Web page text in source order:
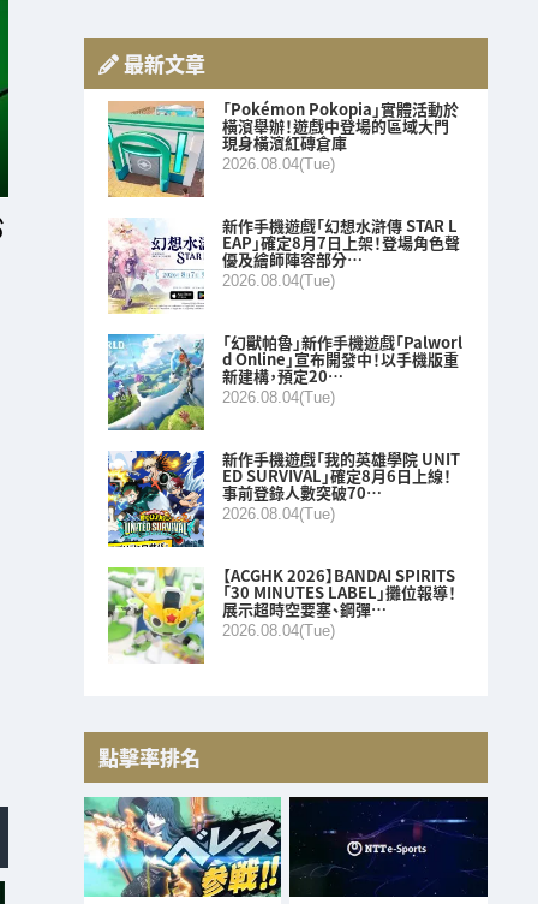
最新文章
「Pokémon Pokopia」實體活動於
橫濱舉辦！遊戲中登場的區域大門
現身橫濱紅磚倉庫
2026.08.04(Tue)
新作手機遊戲「幻想水滸傳 STAR L
EAP」確定8月7日上架！登場角色聲
優及繪師陣容部分…
2026.08.04(Tue)
「幻獸帕魯」新作手機遊戲「Palworl
d Online」宣布開發中！以手機版重
新建構，預定20…
2026.08.04(Tue)
新作手機遊戲「我的英雄學院 UNIT
ED SURVIVAL」確定8月6日上線！
事前登錄人數突破70…
2026.08.04(Tue)
【ACGHK 2026】BANDAI SPIRITS
「30 MINUTES LABEL」攤位報導！
展示超時空要塞、鋼彈…
2026.08.04(Tue)
點擊率排名